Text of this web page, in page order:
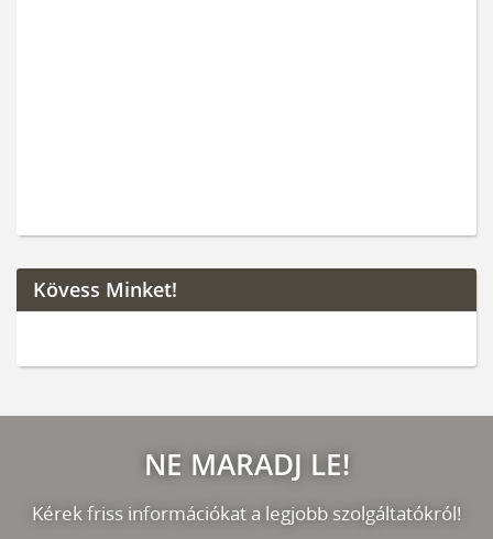
Kövess Minket!
NE MARADJ LE!
Kérek friss információkat a legjobb szolgáltatókról!